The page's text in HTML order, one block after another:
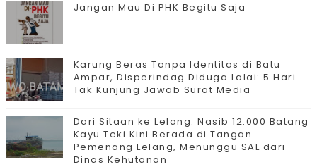
Jangan Mau Di PHK Begitu Saja
Karung Beras Tanpa Identitas di Batu
Ampar, Disperindag Diduga Lalai: 5 Hari
Tak Kunjung Jawab Surat Media
Dari Sitaan ke Lelang: Nasib 12.000 Batang
Kayu Teki Kini Berada di Tangan
Pemenang Lelang, Menunggu SAL dari
Dinas Kehutanan